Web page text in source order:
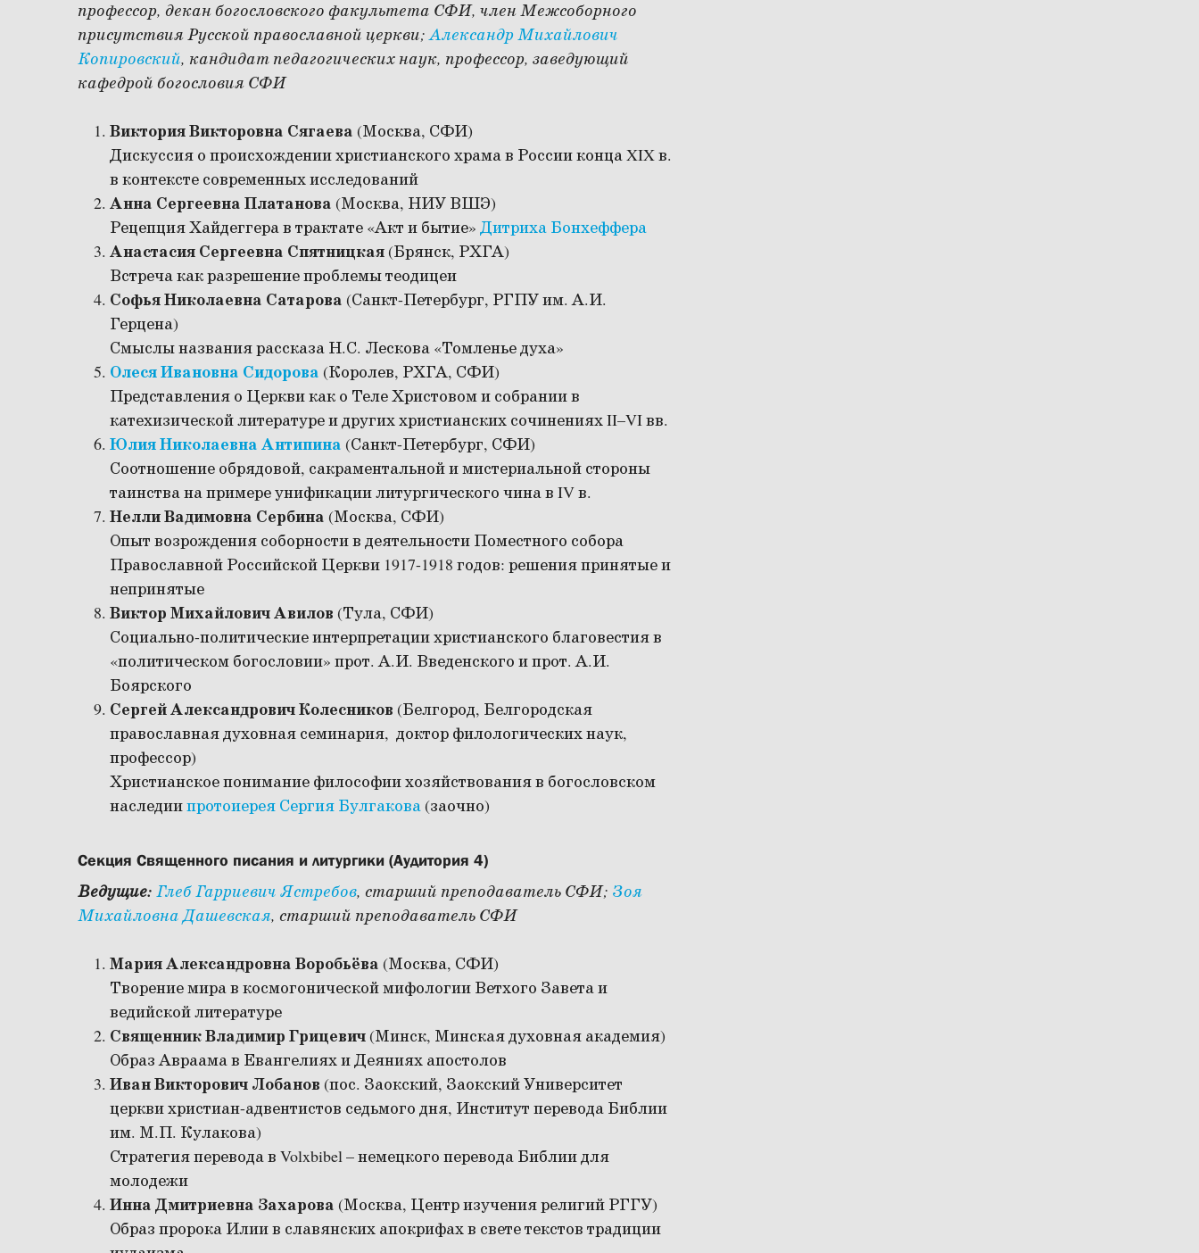
профессор, декан богословского факультета СФИ, член Межсоборного
присутствия Русской православной церкви;Александр Михайлович
Копировский, кандидат педагогических наук, профессор, заведующий
кафедрой богословия СФИ
Виктория Викторовна Сягаева (Москва, СФИ)
Дискуссия о происхождении христианского храма в России конца XIX в.
в контексте современных исследований
Анна Сергеевна Платанова (Москва, НИУ ВШЭ)
Рецепция Хайдеггера в трактате «Акт и бытие» Дитриха Бонхеффера
Анастасия Сергеевна Спятницкая (Брянск, РХГА)
Встреча как разрешение проблемы теодицеи
Софья Николаевна Сатарова (Санкт-Петербург, РГПУ им. А.И.
Герцена)
Смыслы названия рассказа Н.С. Лескова «Томленье духа»
Олеся Ивановна Сидорова (Королев, РХГА, СФИ)
Представления о Церкви как о Теле Христовом и собрании в
катехизической литературе и других христианских сочинениях II–VI вв.
Юлия Николаевна Антипина (Санкт-Петербург, СФИ)
Соотношение обрядовой, сакраментальной и мистериальной стороны
таинства на примере унификации литургического чина в IV в.
Нелли Вадимовна Сербина (Москва, СФИ)
Опыт возрождения соборности в деятельности Поместного собора
Православной Российской Церкви 1917-1918 годов: решения принятые и
непринятые
Виктор Михайлович Авилов (Тула, СФИ)
Социально-политические интерпретации христианского благовестия в
«политическом богословии» прот. А.И. Введенского и прот. А.И.
Боярского
Сергей Александрович Колесников (Белгород, Белгородская
православная духовная семинария, доктор филологических наук,
профессор)
Христианское понимание философии хозяйствования в богословском
наследиипротоиерея Сергия Булгакова (заочно)
Секция Священного писания и литургики (Аудитория 4)
Ведущие: Глеб Гарриевич Ястребов, старший преподаватель СФИ; Зоя
Михайловна Дашевская, старший преподаватель СФИ
Мария Александровна Воробьёва (Москва, СФИ)
Творение мира в космогонической мифологии Ветхого Завета и
ведийской литературе
Священник Владимир Грицевич (Минск, Минская духовная академия)
Образ Авраама в Евангелиях и Деяниях апостолов
Иван Викторович Лобанов (пос. Заокский, Заокский Университет
церкви христиан-адвентистов седьмого дня, Институт перевода Библии
им. М.П. Кулакова)
Стратегия перевода в Volxbibel – немецкого перевода Библии для
молодежи
Инна Дмитриевна Захарова (Москва, Центр изучения религий РГГУ)
Образ пророка Илии в славянских апокрифах в свете текстов традиции